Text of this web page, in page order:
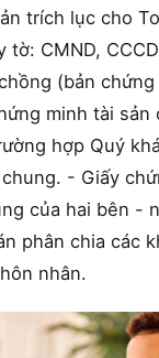
trích lục cho
tờ: CMND,
(bản
minh tài sản
hợp Quý
- Giấy
của hai bên -
phân chia các
nhân.